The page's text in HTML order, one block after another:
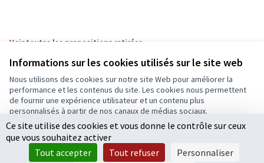
Informations sur les cookies utilisés sur le site web
Nous utilisons des cookies sur notre site Web pour améliorer la
performance et les contenus du site. Les cookies nous permettent
de fournir une expérience utilisateur et un contenu plus
personnalisés à partir de nos canaux de médias sociaux.
Tout accepter
Accepter seulement les cookies essentiels
Voir toutes les propositions retirées
Conditions d'utilisation
Paramètres des cookies
Ecrivons Angers sur X
(Lien externe)
Ecrivons Angers sur Facebook
(Lien externe)
Licence
(Lien
Ce site utilise des cookies et vous donne le contrôle sur ceux
que vous souhaitez activer
Tout accepter
Tout refuser Personnaliser